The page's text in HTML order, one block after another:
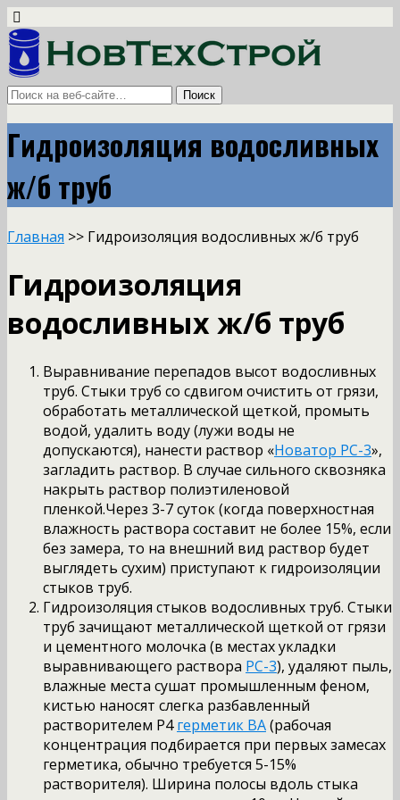
Гидроизоляция водосливных
ж/б труб
Главная >> Гидроизоляция водосливных ж/б труб
Гидроизоляция
водосливных ж/б труб
Выравнивание перепадов высот водосливных
труб. Стыки труб со сдвигом очистить от грязи,
обработать металлической щеткой, промыть
водой, удалить воду (лужи воды не
допускаются), нанести раствор «Новатор РС-3»,
загладить раствор. В случае сильного сквозняка
накрыть раствор полиэтиленовой
пленкой.Через 3-7 суток (когда поверхностная
влажность раствора составит не более 15%, если
без замера, то на внешний вид раствор будет
выглядеть сухим) приступают к гидроизоляции
стыков труб.
Гидроизоляция стыков водосливных труб. Стыки
труб зачищают металлической щеткой от грязи
и цементного молочка (в местах укладки
выравнивающего раствора РС-3), удаляют пыль,
влажные места сушат промышленным феном,
кистью наносят слегка разбавленный
растворителем Р4герметик ВА(рабочая
концентрация подбирается при первых замесах
герметика, обычно требуется 5-15%
растворителя). Ширина полосы вдоль стыка